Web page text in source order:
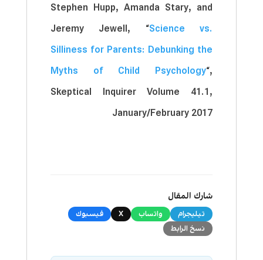
Stephen Hupp, Amanda Stary, and
Jeremy Jewell, “Science vs.
Silliness for Parents: Debunking the
Myths of Child Psychology“,
Skeptical Inquirer Volume 41.1,
January/February 2017
شارك المقال
تيليجرام واتساب X
فيسبوك
نسخ الرابط